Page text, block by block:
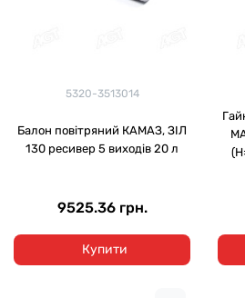
5320-3513014
Балон повітряний КАМАЗ, ЗІЛ
130 ресивер 5 виходів 20 л
9525.36 грн.
Купити